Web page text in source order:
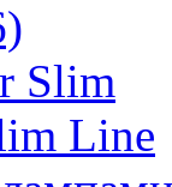
Slim
Line